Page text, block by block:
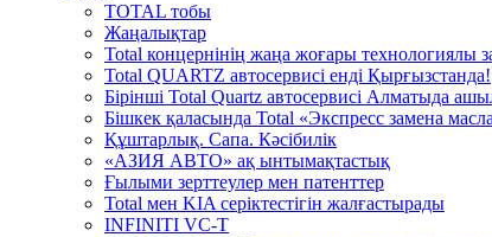
TOTAL тобы
Жаңалықтар
Total концернінің жаңа жоғары технологиялы
Total QUARTZ автосервисі енді Қырғызстанда!
Бірінші Total Quartz автосервисі Алматыда
Бішкек қаласында Total «Экспресс замена
Құштарлық. Сапа. Кәсібилік
«АЗИЯ АВТО» ақ ынтымақтастық
Ғылыми зерттеулер мен патенттер
Total мен KIA серіктестігін жалғастырады
INFINITI VC-T